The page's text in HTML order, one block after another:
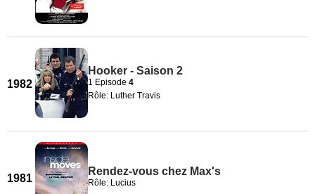
1982
Hooker - Saison 2
1 Episode 4
Rôle: Luther Travis
1981
Rendez-vous chez Max's
Rôle: Lucius